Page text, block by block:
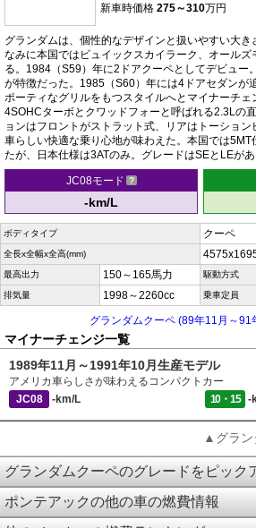
新車時価格 275～310万円
グランダムは、個性的なデザインと扱いやすい大
なみに本国ではビュイックスカイラーク、オール
る。1984（S59）年に2ドアクーペとしてデビュー
が特徴だった。1985（S60）年には4ドアセダンが
ポーティなグリルをもつスタイルへとマイナーチ
4SOHCターボとクワッドフォーと呼ばれる2.3Lの
ョンはフロントがストラット式、リアはトーショ
車らしい快適な乗り心地が味わえた。本国では
たが、日本仕様は3ATのみ。グレードはSEとLEがあ
JC08モード
-km/L
ボディタイプ クーペ
全長x全幅x全高(mm)
最高出力 150～165馬力 駆動方式
排気量 1998～2260cc 乗車定員
グランダムクーペ (89年11月～
マイナーチェンジ一覧
1989年11月～1991年10月生産モデル
アメリカ車らしさが味わえるコンパクトカー
JC08
-km/L 10・15 -
▲グラン
グランダムクーペのグレードをピック
ポンテアックの他の車の燃費情報